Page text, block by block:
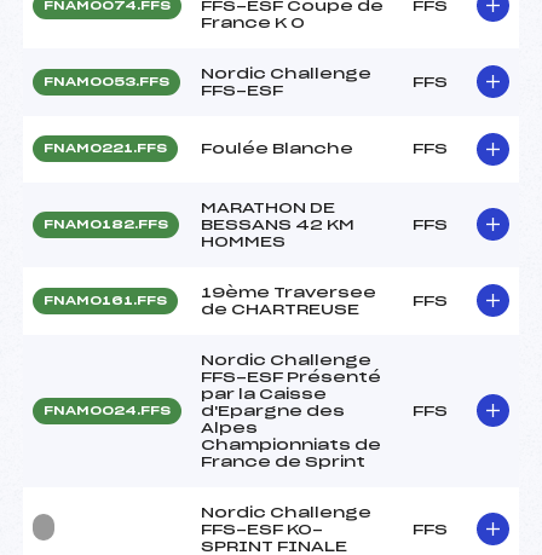
FNAM0074.FFS
FFS-ESF Coupe de
France K O
FFS
FNAM0053.FFS
Nordic Challenge
FFS-ESF
FFS
FNAM0221.FFS Foulée Blanche FFS
FNAM0182.FFS
MARATHON DE
BESSANS 42 KM
HOMMES
FFS
FNAM0161.FFS
19ème Traversee
de CHARTREUSE
FFS
FNAM0024.FFS
Nordic Challenge
FFS-ESF Présenté
par la Caisse
d'Epargne des
Alpes
Championniats de
France de Sprint
FFS
Nordic Challenge
FFS-ESF KO-
SPRINT FINALE
FFS